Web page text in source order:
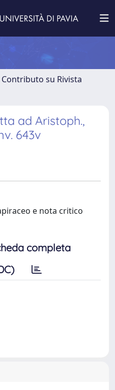
Contributo su Rivista
ad Aristoph.,
643v
e nota critico
completa